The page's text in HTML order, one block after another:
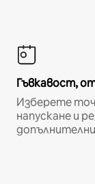
Гъвкавост,
Изберете
напускане и